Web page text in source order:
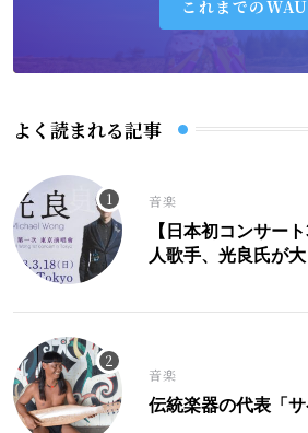
これまでのWAU
よく読まれる記事
音楽
【日本初コンサー
人歌手、光良氏が
音楽
伝統楽器の代表「